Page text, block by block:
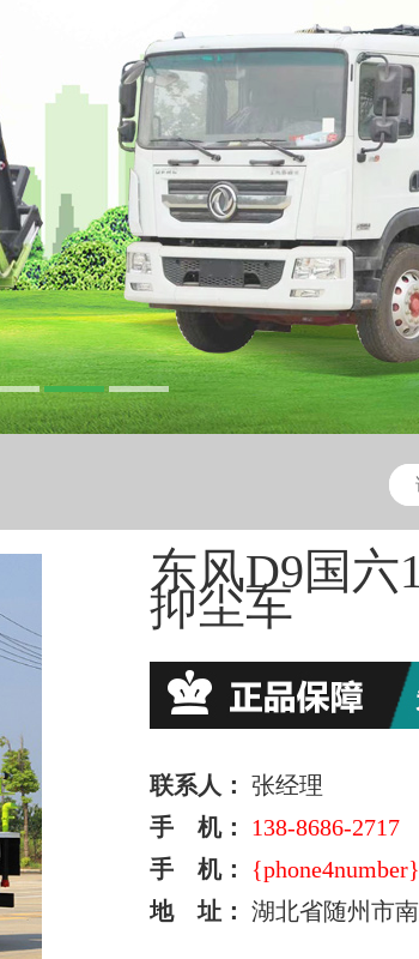
东风D9国六
抑尘车
联系人： 张经理
手 机：
138-8686-2717
手 机：
{phone4number}
地 址： 湖北省随州市